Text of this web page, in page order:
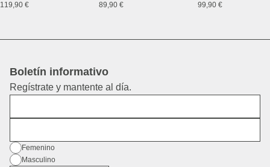
119,90 €
89,90 €
99,90 €
Boletín informativo
Regístrate y mantente al día.
Género
Femenino
Masculino